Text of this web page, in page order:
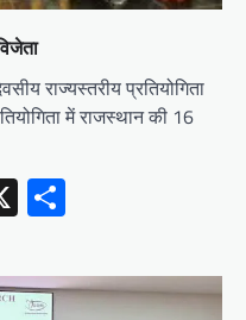
राज्यस्तरीय प्रतियोगिता
में राजस्थान की 16
X